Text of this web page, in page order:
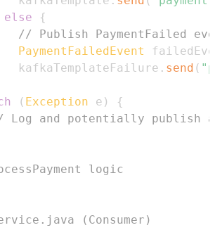
else
{
// Publish PaymentFailed
PaymentFailedEvent
kafkaTemplateFailure
. send (
( Exception e )
{
Log and potentially publish
logic
(Consumer)